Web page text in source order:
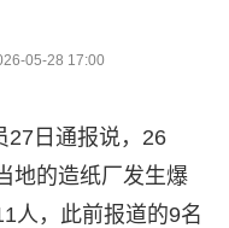
05-28 17:00
27日通报说，26
地的造纸厂发生爆
人，此前报道的9名